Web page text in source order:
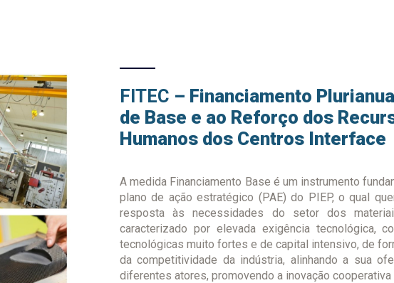
FITEC – Financiamento
de Base e ao Reforço dos
Humanos dos Centros Interface
A medida Financiamento Base é um instrumento
plano de ação estratégico (PAE) do PIEP, o qual
resposta às necessidades do setor dos
caracterizado por elevada exigência tecnológica,
tecnológicas muito fortes e de capital intensivo, de
da competitividade da indústria, alinhando a sua
diferentes atores, promovendo a inovação